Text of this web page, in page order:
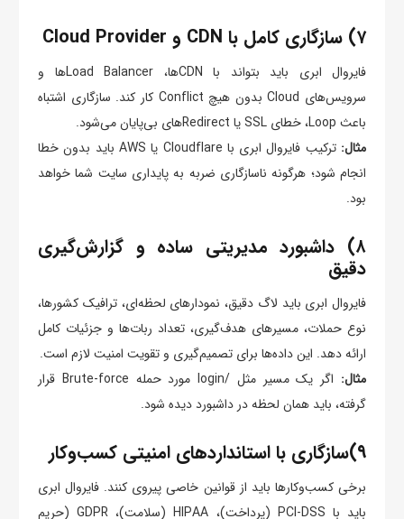
۷) سازگاری کامل با CDN و Cloud Provider
فایروال ابری باید بتواند با CDNها، Load Balancerها و
سرویس‌های Cloud بدون هیچ Conflict کار کند. سازگاری اشتباه
باعث Loop، خطای SSL یا Redirectهای بی‌پایان می‌شود.
مثال:
ترکیب فایروال ابری با Cloudflare یا AWS باید بدون خطا
انجام شود؛ هرگونه ناسازگاری ضربه به پایداری سایت شما خواهد
بود.
۸) داشبورد مدیریتی ساده و گزارش‌گیری
دقیق
فایروال ابری باید لاگ دقیق، نمودارهای لحظه‌ای، ترافیک کشورها،
نوع حملات، مسیرهای هدف‌گیری، تعداد ربات‌ها و جزئیات کامل
ارائه دهد. این داده‌ها برای تصمیم‌گیری و تقویت امنیت لازم است.
مثال:
اگر یک مسیر مثل /login مورد حمله Brute-force قرار
گرفته، باید همان لحظه در داشبورد دیده شود.
۹)سازگاری با استانداردهای امنیتی کسب‌وکار
برخی کسب‌وکارها باید از قوانین خاصی پیروی کنند. فایروال ابری
باید با PCI-DSS (پرداخت)، HIPAA (سلامت)، GDPR (حریم